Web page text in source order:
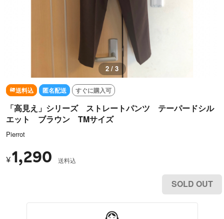
2 / 3
送料込 匿名配送 すぐに購入可
「高見え」シリーズ ストレートパンツ テーパードシル
エット ブラウン TMサイズ
Pierrot
¥1,290 送料込
SOLD OUT